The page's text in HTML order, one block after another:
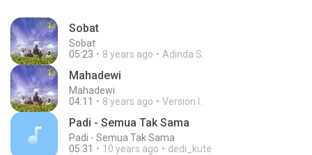
Sobat
Sobat
05:23
8 years ago Adinda S.
Mahadewi
Mahadewi
04:11
8 years ago Version I.
Padi - Semua Tak Sama
Padi - Semua Tak Sama
05:31
10 years ago dedi_kute